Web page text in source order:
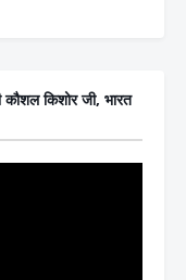
किशोर जी, भारत